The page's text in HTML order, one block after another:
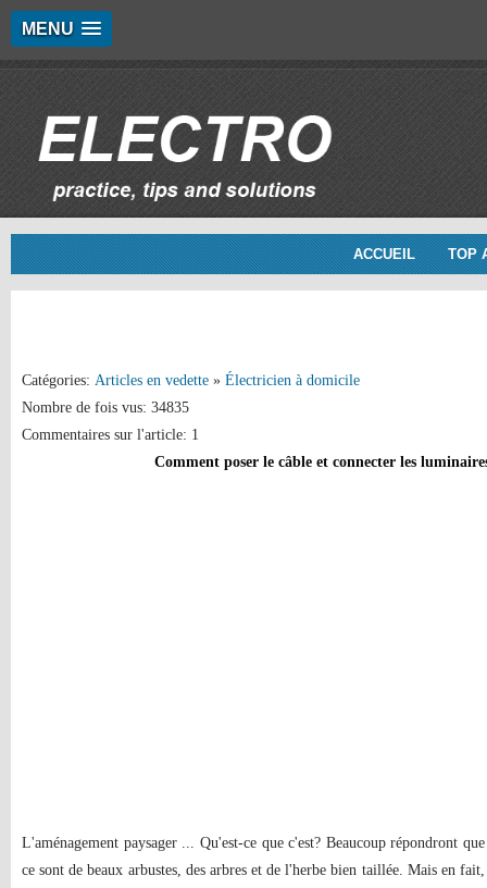
MENU
ACCUEIL TOP
Catégories: Articles en vedette » Électricien à domicile
Nombre de fois vus: 34835
Commentaires sur l'article: 1
Comment poser le câble et connecter les
L'aménagement paysager ... Qu'est-ce que c'est? Beaucoup répondront que
ce sont de beaux arbustes, des arbres et de l'herbe bien taillée. Mais en fait,